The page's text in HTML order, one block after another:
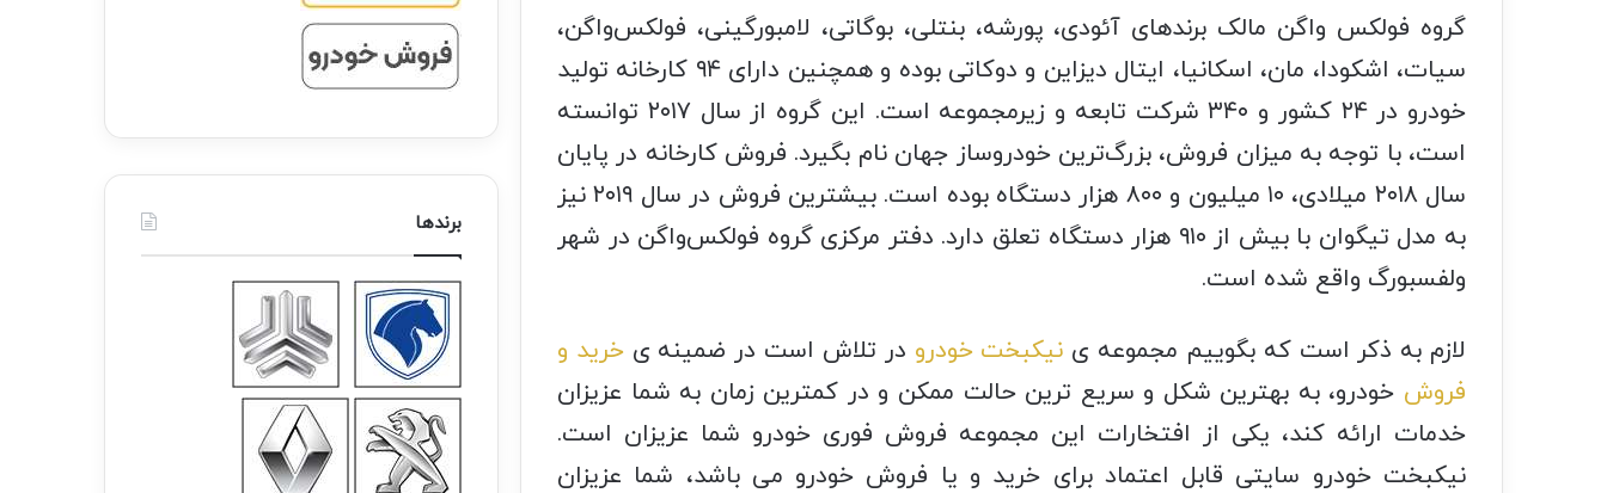
گروه فولکس‌ واگن مالک برندهای آئودی، پورشه، بنتلی، بوگاتی، لامبورگینی، فولکس‌واگن،
سیات، اشکودا، مان، اسکانیا، ایتال‌ دیزاین و دوکاتی بوده و همچنین دارای ۹۴ کارخانه تولید
خودرو در ۲۴ کشور و ۳۴۰ شرکت تابعه و زیرمجموعه است. این گروه از سال ۲۰۱۷ توانسته
است، با توجه به میزان فروش، بزرگ‌ترین خودروساز جهان نام بگیرد. فروش کارخانه در پایان
سال ۲۰۱۸ میلادی، ۱۰ میلیون و ۸۰۰ هزار دستگاه بوده است. بیشترین فروش در سال ۲۰۱۹ نیز
به مدل تیگوان با بیش از ۹۱۰ هزار دستگاه تعلق دارد. دفتر مرکزی گروه فولکس‌واگن در شهر
ولفسبورگ واقع شده است.
لازم به ذکر است که بگوییم مجموعه ی نیکبخت خودرو در تلاش است در ضمینه یخرید و
فروش خودرو، به بهترین شکل و سریع ترین حالت ممکن و در کمترین زمان به شما عزیزان
خدمات ارائه کند، یکی از افتخارات این مجموعه فروش فوری خودرو شما عزیزان است.
نیکبخت خودرو سایتی قابل اعتماد برای خرید و یا فروش خودرو می باشد، شما عزیزان
برندها